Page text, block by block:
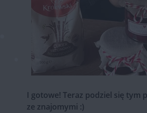
I gotowe! Teraz podziel się tym
ze znajomymi :)